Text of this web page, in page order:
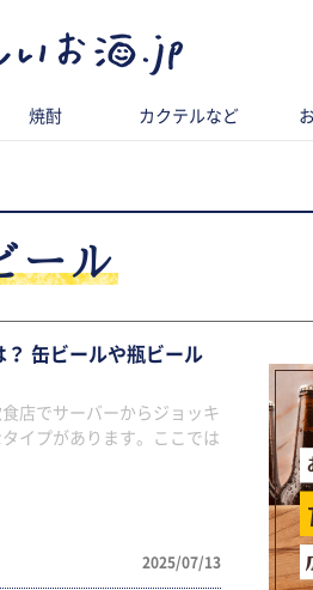
焼酎 カクテルなど
ール
？ 缶ビールや瓶ビール
店でサーバーからジョッキ
イプがあります。ここでは
2025/07/13